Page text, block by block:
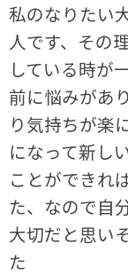
私のなりたい
人です、その
している時が
前に悩みがあ
り気持ちが楽
になって新し
ことができれ
た、なので自
大切だと思い
た